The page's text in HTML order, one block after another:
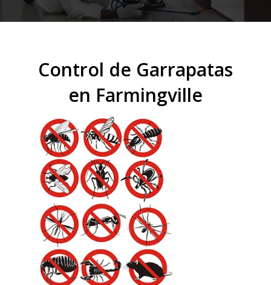
Control de Garrapatas
en Farmingville